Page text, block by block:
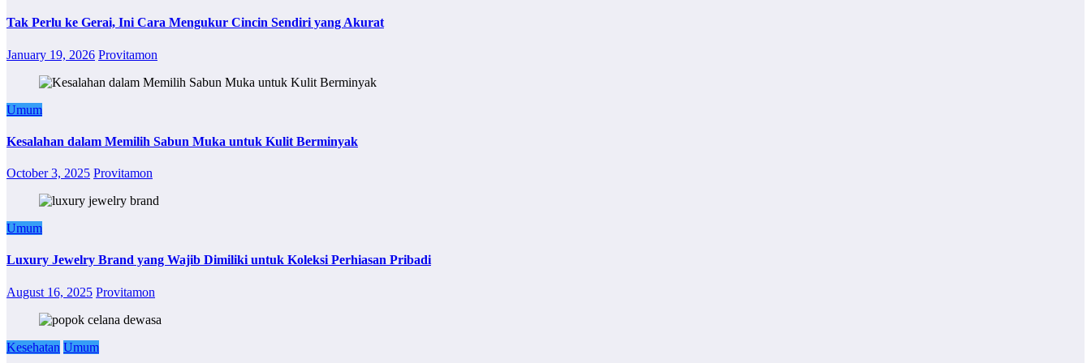
Tak Perlu ke Gerai, Ini Cara Mengukur Cincin Sendiri yang Akurat
January 19, 2026 Provitamon
Umum
Kesalahan dalam Memilih Sabun Muka untuk Kulit Berminyak
October 3, 2025 Provitamon
Umum
Luxury Jewelry Brand yang Wajib Dimiliki untuk Koleksi Perhiasan Pribadi
August 16, 2025 Provitamon
Kesehatan Umum